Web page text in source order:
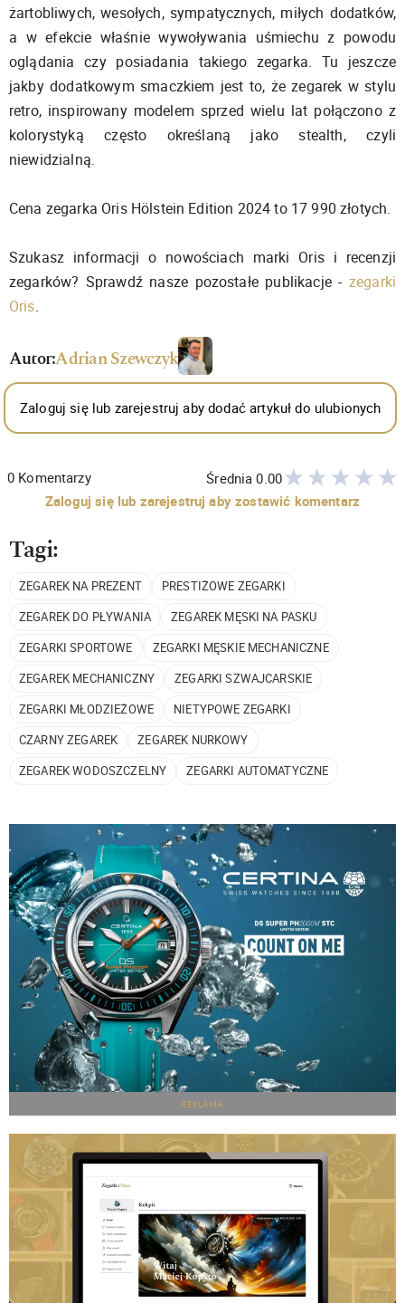
żartobliwych, wesołych, sympatycznych, miłych dodatków,
a w efekcie właśnie wywoływania uśmiechu z powodu
oglądania czy posiadania takiego zegarka. Tu jeszcze
jakby dodatkowym smaczkiem jest to, że zegarek w stylu
retro, inspirowany modelem sprzed wielu lat połączono z
kolorystyką często określaną jako stealth, czyli
niewidzialną.
Cena zegarka Oris Hölstein Edition 2024 to 17 990 złotych.
Szukasz informacji o nowościach marki Oris i recenzji
zegarków? Sprawdź nasze pozostałe publikacje - zegarki
Oris.
Autor:Adrian Szewczyk
Zaloguj się lub zarejestruj aby dodać artykuł do ulubionych
0 Komentarzy Średnia0.00
Zaloguj się lub zarejestruj aby zostawić komentarz
Tagi:
ZEGAREK NA PREZENT
PRESTIŻOWE ZEGARKI
ZEGAREK DO PŁYWANIA
ZEGAREK MĘSKI NA PASKU
ZEGARKI SPORTOWE
ZEGARKI MĘSKIE MECHANICZNE
ZEGAREK MECHANICZNY
ZEGARKI SZWAJCARSKIE
ZEGARKI MŁODZIEŻOWE
NIETYPOWE ZEGARKI
CZARNY ZEGAREK
ZEGAREK NURKOWY
ZEGAREK WODOSZCZELNY
ZEGARKI AUTOMATYCZNE
REKLAMA